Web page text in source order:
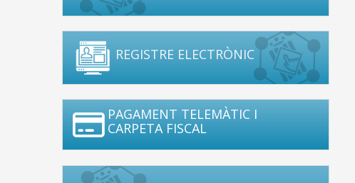
REGISTRE ELECTRÒNIC
PAGAMENT TELEMÀTIC I
CARPETA FISCAL